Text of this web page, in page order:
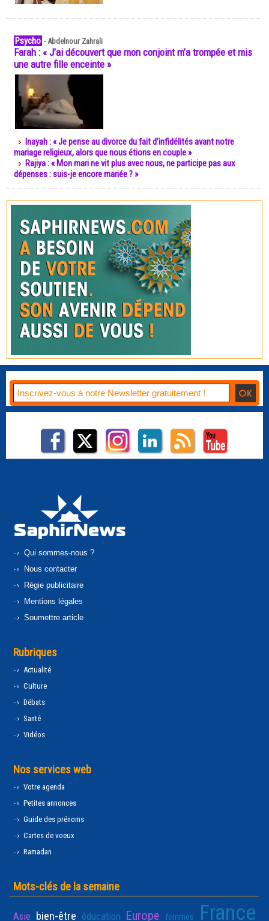
Psycho -Abdelnour Zahrali
Farah : « J’ai découvert que mon conjoint m’a trompée et mis
une autre fille enceinte »
Inayah : « Je pense au divorce du fait d’infidélités avant notre
mariage religieux, alors que nous étions en couple »
Rajiya : « Mon mari ne vit plus avec nous, ne participe pas aux
dépenses : suis-je encore mariée ? »
Qui sommes-nous ?
Nous contacter
Régie publicitaire
Mentions légales
Soumettre article
Rubriques
Actualité
Culture
Débats
Santé
Vidéos
Nos services web
Votre agenda
Petites annonces
Guide des prénoms
Cartes de voeux
Ramadan
Mots-clés de la semaine
Asie bien-être éducation Europe femmes France